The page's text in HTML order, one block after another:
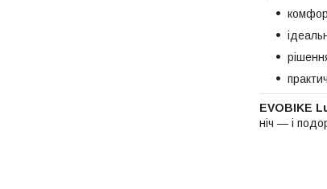
EVOBIKE
ніч — і